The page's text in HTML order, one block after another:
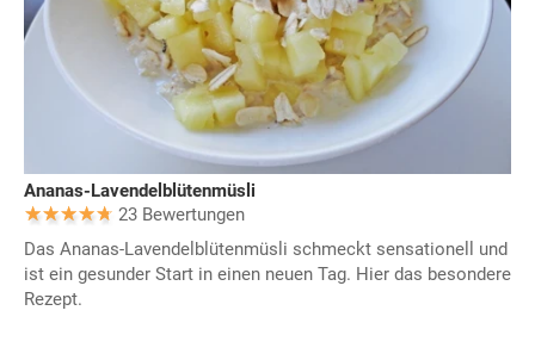
Ananas-Lavendelblütenmüsli
23 Bewertungen
Das Ananas-Lavendelblütenmüsli schmeckt sensationell und
ist ein gesunder Start in einen neuen Tag. Hier das besondere
Rezept.